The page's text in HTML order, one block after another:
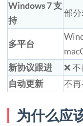
Windows 7 支
持
部
多平台
新协议跟进
❌
自动更新
不
为什么应